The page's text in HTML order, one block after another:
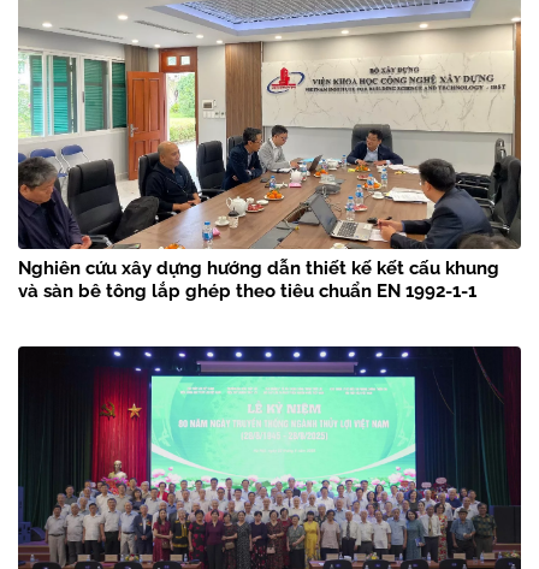
Nghiên cứu xây dựng hướng dẫn thiết kế kết cấu khung
và sàn bê tông lắp ghép theo tiêu chuẩn EN 1992-1-1